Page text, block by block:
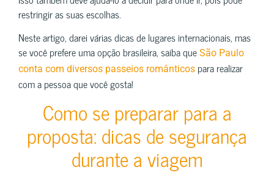
restringir as suas escolhas.
Neste artigo, darei várias dicas de lugares internacionais, mas
se você prefere uma opção brasileira, saiba que São Paulo
conta com diversos passeios românticos para realizar
com a pessoa que você gosta!
Como se preparar para a
proposta: dicas de segurança
durante a viagem